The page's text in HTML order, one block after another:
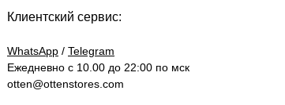
Клиентский сервис:
WhatsApp / Telegram
Ежедневно с 10.00 до 22:00 по мск
otten@ottenstores.com